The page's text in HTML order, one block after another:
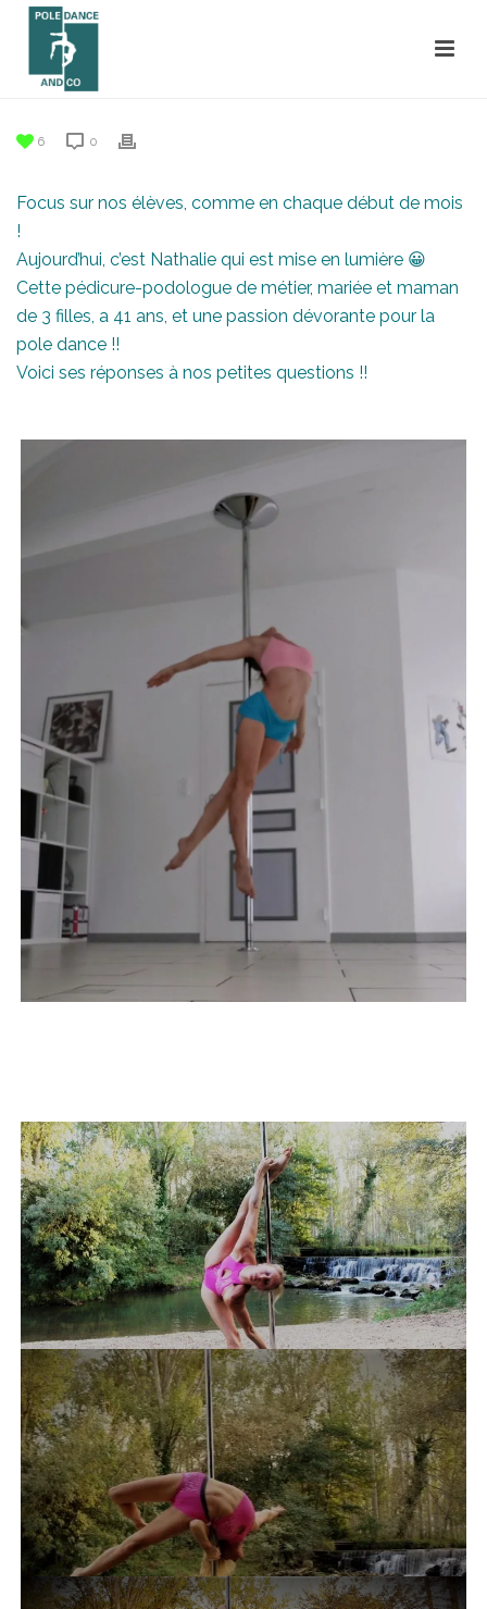
6 0
Focus sur nos élèves, comme en chaque début de mois
!
Aujourd’hui, c’est Nathalie qui est mise en lumière 😀
Cette pédicure-podologue de métier, mariée et maman
de 3 filles, a 41 ans, et une passion dévorante pour la
pole dance !!
Voici ses réponses à nos petites questions !!